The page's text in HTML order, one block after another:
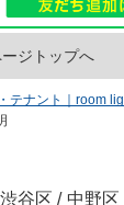
ジトップへ
ナント｜room
渋谷区 / 中野区